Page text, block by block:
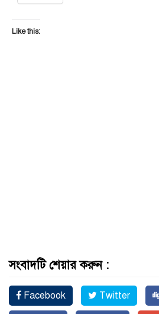
Like this:
সংবাদটি শেয়ার করুন :
Facebook Twitter